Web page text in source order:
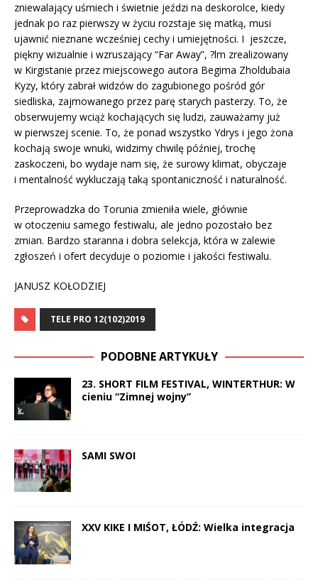
zniewalający uśmiech i świetnie jeździ na deskorolce, kiedy
jednak po raz pierwszy w życiu rozstaje się matką, musi
ujawnić nieznane wcześniej cechy i umiejętności. I jeszcze,
piękny wizualnie i wzruszający “Far Away”, ?lm zrealizowany
w Kirgistanie przez miejscowego autora Begima Zholdubaia
Kyzy, który zabrał widzów do zagubionego pośród gór
siedliska, zajmowanego przez parę starych pasterzy. To, że
obserwujemy wciąż kochających się ludzi, zauważamy już
w pierwszej scenie. To, że ponad wszystko Ydrys i jego żona
kochają swoje wnuki, widzimy chwilę później, trochę
zaskoczeni, bo wydaje nam się, że surowy klimat, obyczaje
i mentalność wykluczają taką spontaniczność i naturalność.
Przeprowadzka do Torunia zmieniła wiele, głównie
w otoczeniu samego festiwalu, ale jedno pozostało bez
zmian. Bardzo staranna i dobra selekcja, która w zalewie
zgłoszeń i ofert decyduje o poziomie i jakości festiwalu.
JANUSZ KOŁODZIEJ
TELE PRO 12(102)2019
PODOBNE ARTYKUŁY
23. SHORT FILM FESTIVAL, WINTERTHUR: W
cieniu “Zimnej wojny”
SAMI SWOI
XXV KIKE I MIŚOT, ŁÓDŹ: Wielka integracja